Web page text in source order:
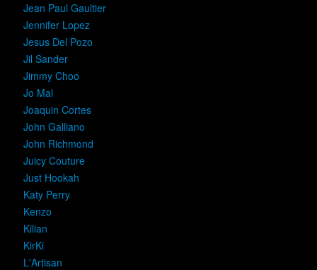
Jean Paul Gaultier
Jennifer Lopez
Jesus Del Pozo
Jil Sander
Jimmy Choo
Jo Mal
Joaquin Cortes
John Galliano
John Richmond
Juicy Couture
Just Hookah
Katy Perry
Kenzo
Kilian
KirKi
L'Artisan